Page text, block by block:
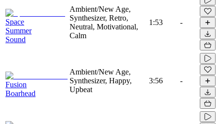
Space
Summer
Sound
Ambient/New Age,
Synthesizer, Retro,
Neutral, Motivational,
Calm
1:53 -
Fusion
Boarhead
Ambient/New Age,
Synthesizer, Happy,
Upbeat
3:56 -